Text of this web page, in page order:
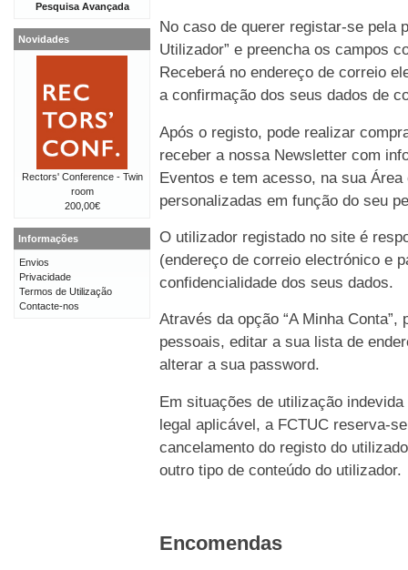
No caso de querer registar-se pela
Utilizador” e preencha os campos
Receberá no endereço de correio
a confirmação dos seus dados de
Após o registo, pode realizar
receber a nossa Newsletter com
Eventos e tem acesso, na sua
personalizadas em função do seu
O utilizador registado no site é
(endereço de correio electrónico e
confidencialidade dos seus dados.
Através da opção “A Minha
pessoais, editar a sua lista de
alterar a sua password.
Em situações de utilização
legal aplicável, a FCTUC reserva-
cancelamento do registo do
outro tipo de conteúdo do utilizador.
Encomendas
Pesquisa Avançada
Novidades
Rectors' Conference - Twin
room
200,00€
Informações
Envios
Privacidade
Termos de Utilização
Contacte-nos